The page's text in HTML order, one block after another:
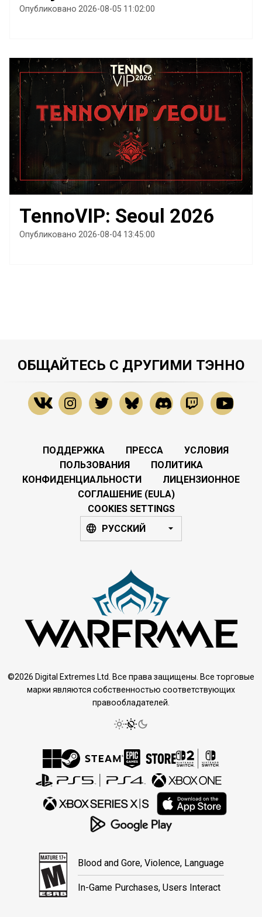
Опубликовано 2026-08-05 11:02:00
TennoVIP: Seoul 2026
Опубликовано 2026-08-04 13:45:00
ОБЩАЙТЕСЬ С ДРУГИМИ ТЭННО
ПОДДЕРЖКА ПРЕССА
УСЛОВИЯ
ПОЛЬЗОВАНИЯ
ПОЛИТИКА
КОНФИДЕНЦИАЛЬНОСТИ
ЛИЦЕНЗИОННОЕ
СОГЛАШЕНИЕ (EULA)
COOKIES SETTINGS
РУССКИЙ
©2026 Digital Extremes Ltd. Все права защищены. Все торговые
марки являются собственностью соответствующих
правообладателей.
Blood and Gore, Violence, Language
In-Game Purchases, Users Interact